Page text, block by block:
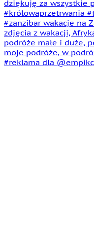
#reklama dla